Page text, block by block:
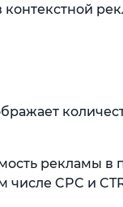
рекламы
CPC и